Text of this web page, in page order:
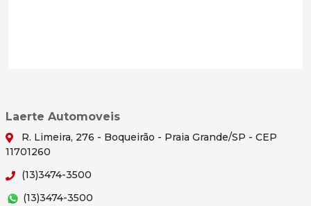
Laerte Automoveis
R. Limeira, 276 - Boqueirão - Praia Grande/SP - CEP
11701260
(13)3474-3500
(13)3474-3500